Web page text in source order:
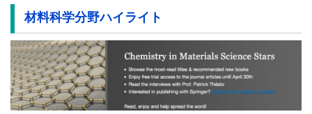
材料科学分野ハイライト